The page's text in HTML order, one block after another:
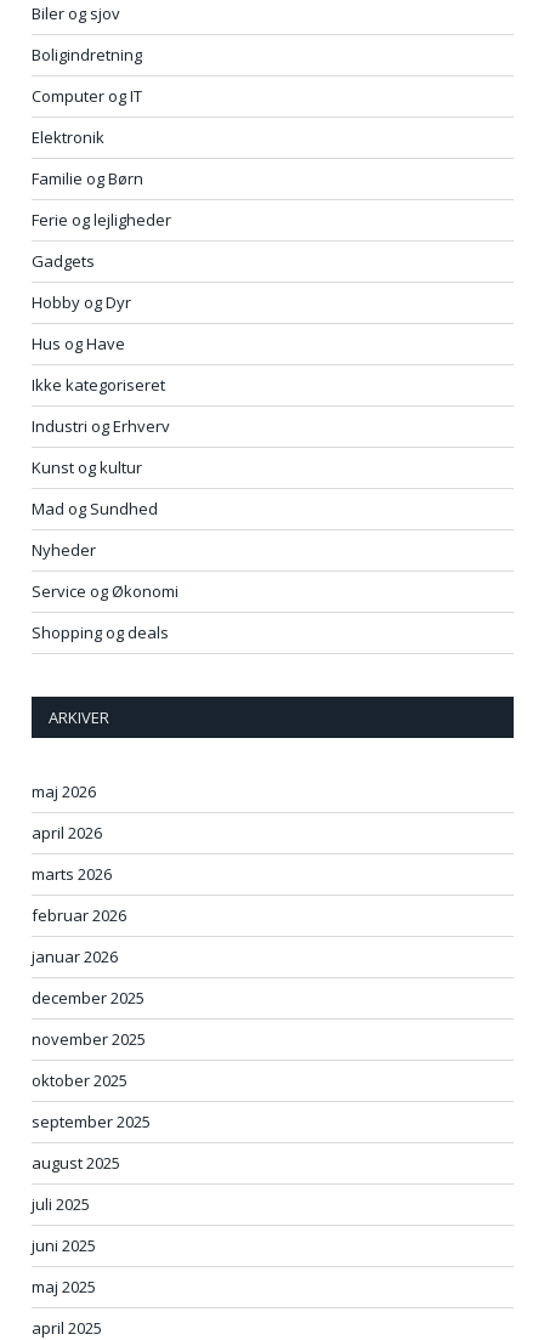
Biler og sjov
Boligindretning
Computer og IT
Elektronik
Familie og Børn
Ferie og lejligheder
Gadgets
Hobby og Dyr
Hus og Have
Ikke kategoriseret
Industri og Erhverv
Kunst og kultur
Mad og Sundhed
Nyheder
Service og Økonomi
Shopping og deals
ARKIVER
maj 2026
april 2026
marts 2026
februar 2026
januar 2026
december 2025
november 2025
oktober 2025
september 2025
august 2025
juli 2025
juni 2025
maj 2025
april 2025